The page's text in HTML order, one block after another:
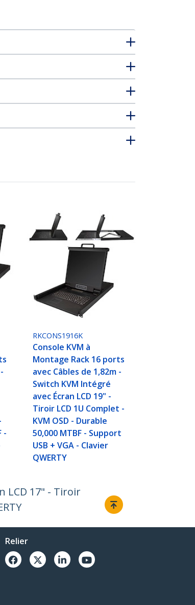
-
RKCONS1916K
Console KVM à
Montage Rack 16 ports
avec Câbles de 1,82m -
Switch KVM Intégré
avec Écran LCD 19" -
Tiroir LCD 1U Complet -
KVM OSD - Durable
50,000 MTBF - Support
USB + VGA - Clavier
QWERTY
LCD 17" - Tiroir
Relier